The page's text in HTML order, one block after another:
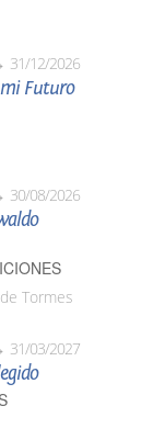
31/12/2026
Futuro
30/08/2026
Tormes
31/03/2027